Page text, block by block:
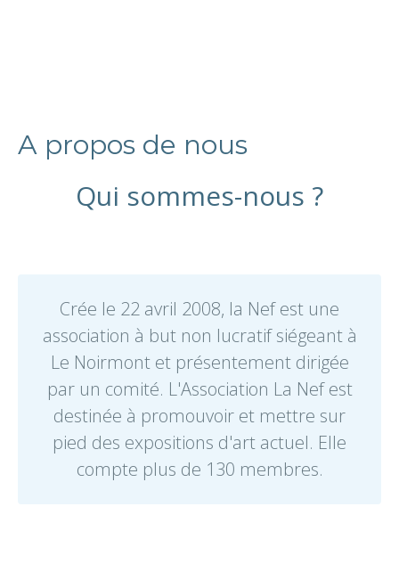
A propos de nous
Qui sommes-nous ?
Crée le 22 avril 2008, la Nef est une
association à but non lucratif siégeant à
Le Noirmont et présentement dirigée
par un comité. L'Association La Nef est
destinée à promouvoir et mettre sur
pied des expositions d'art actuel. Elle
compte plus de 130 membres.